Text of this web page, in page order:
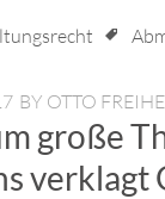
BY OTTO
große
verklagt